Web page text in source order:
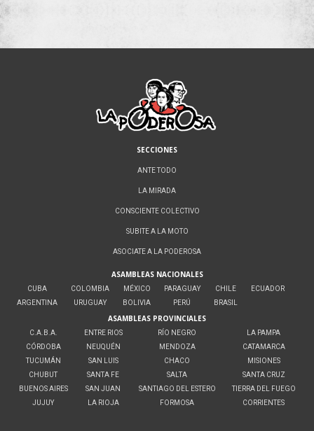
SECCIONES
ANTE TODO
LA MIRADA
CONSCIENTE COLECTIVO
SUBITE A LA MOTO
ASOCIATE A LA PODEROSA
ASAMBLEAS NACIONALES
CUBA
ARGENTINA
COLOMBIA
URUGUAY
MÉXICO
BOLIVIA
PARAGUAY
PERÚ
CHILE
BRASIL
ECUADOR
ASAMBLEAS PROVINCIALES
C.A.B.A.
CÓRDOBA
TUCUMÁN
CHUBUT
BUENOS AIRES
JUJUY
ENTRE RIOS
NEUQUÉN
SAN LUIS
SANTA FE
SAN JUAN
LA RIOJA
RÍO NEGRO
MENDOZA
CHACO
SALTA
SANTIAGO DEL ESTERO
FORMOSA
LA PAMPA
CATAMARCA
MISIONES
SANTA CRUZ
TIERRA DEL FUEGO
CORRIENTES